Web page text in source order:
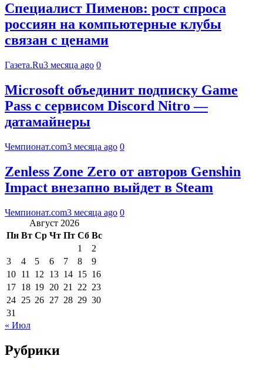
Специалист Пименов: рост спроса
россиян на компьютерные клубы
связан с ценами
Газета.Ru3 месяца ago 0
Microsoft объединит подписку Game
Pass с сервисом Discord Nitro —
датамайнеры
Чемпионат.com3 месяца ago 0
Zenless Zone Zero от авторов Genshin
Impact внезапно выйдет в Steam
Чемпионат.com3 месяца ago 0
Август 2026
Пн Вт Ср Чт Пт Сб Вс
1
2
3
4 5 6 7 8
9
10 11 12 13 14 15 16
17 18 19 20 21 22 23
24 25 26 27 28 29 30
31
« Июл
Рубрики